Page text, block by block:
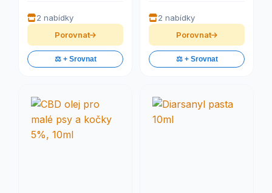
2 nabídky
Porovnat
⚖️ + Srovnat
2 nabídky
Porovnat
⚖️ + Srovnat